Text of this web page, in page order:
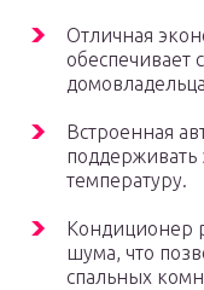
Отличная
обеспечивает
Встроенная
поддерживать
температуру.
Кондиционер
шума, что
спальных